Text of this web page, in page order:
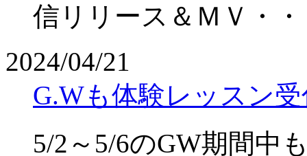
信リリース＆ＭＶ・
2024/04/21
G.Wも体験レッスン
5/2～5/6のGW期間中